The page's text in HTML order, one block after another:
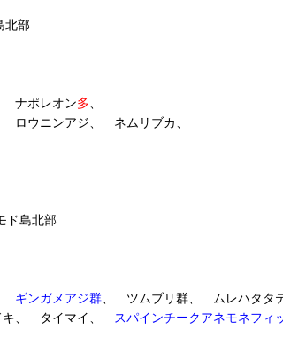
北部
ナポレオン多、
ロウニンアジ、 ネムリブカ、
ド島北部
ギンガメアジ群、 ツムブリ群、 ムレハタタ
キ、 タイマイ、 スパインチークアネモネフィ